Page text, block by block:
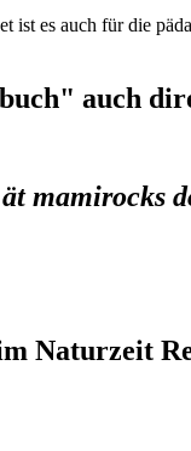
ist es auch für die
auch
mamirocks
Naturzeit